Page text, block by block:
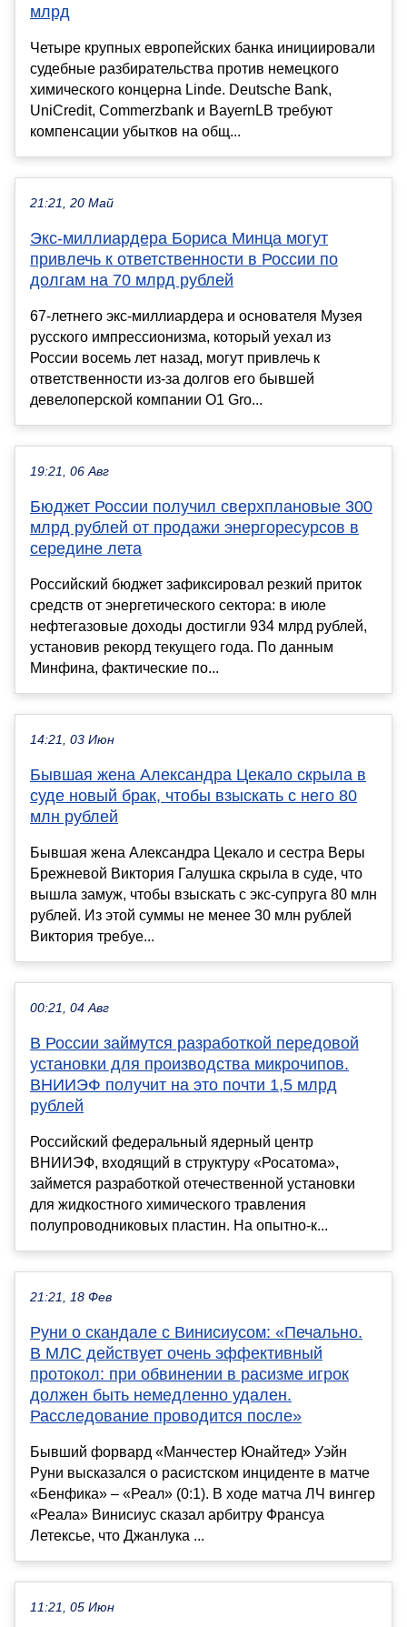
млрд
Четыре крупных европейских банка инициировали
судебные разбирательства против немецкого
химического концерна Linde. Deutsche Bank,
UniCredit, Commerzbank и BayernLB требуют
компенсации убытков на общ...
21:21, 20 Май
Экс-миллиардера Бориса Минца могут
привлечь к ответственности в России по
долгам на 70 млрд рублей
67-летнего экс-миллиардера и основателя Музея
русского импрессионизма, который уехал из
России восемь лет назад, могут привлечь к
ответственности из-за долгов его бывшей
девелоперской компании O1 Gro...
19:21, 06 Авг
Бюджет России получил сверхплановые 300
млрд рублей от продажи энергоресурсов в
середине лета
Российский бюджет зафиксировал резкий приток
средств от энергетического сектора: в июле
нефтегазовые доходы достигли 934 млрд рублей,
установив рекорд текущего года. По данным
Минфина, фактические по...
14:21, 03 Июн
Бывшая жена Александра Цекало скрыла в
суде новый брак, чтобы взыскать с него 80
млн рублей
Бывшая жена Александра Цекало и сестра Веры
Брежневой Виктория Галушка скрыла в суде, что
вышла замуж, чтобы взыскать с экс-супруга 80 млн
рублей. Из этой суммы не менее 30 млн рублей
Виктория требуе...
00:21, 04 Авг
В России займутся разработкой передовой
установки для производства микрочипов.
ВНИИЭФ получит на это почти 1,5 млрд
рублей
Российский федеральный ядерный центр
ВНИИЭФ, входящий в структуру «Росатома»,
займется разработкой отечественной установки
для жидкостного химического травления
полупроводниковых пластин. На опытно-к...
21:21, 18 Фев
Руни о скандале с Винисиусом: «Печально.
В МЛС действует очень эффективный
протокол: при обвинении в расизме игрок
должен быть немедленно удален.
Расследование проводится после»
Бывший форвард «Манчестер Юнайтед» Уэйн
Руни высказался о расистском инциденте в матче
«Бенфика» – «Реал» (0:1). В ходе матча ЛЧ вингер
«Реала» Винисиус сказал арбитру Франсуа
Летексье, что Джанлука ...
11:21, 05 Июн